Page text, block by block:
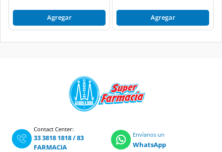
Agregar Agregar
Contact Center:
33 3818 1818/83
FARMACIA
Envíanos un
WhatsApp